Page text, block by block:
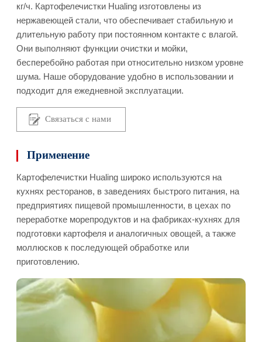
кг/ч. Картофелечистки Hualing изготовлены из
нержавеющей стали, что обеспечивает стабильную и
длительную работу при постоянном контакте с влагой.
Они выполняют функции очистки и мойки,
бесперебойно работая при относительно низком уровне
шума. Наше оборудование удобно в использовании и
подходит для ежедневной эксплуатации.
Связаться с нами
Применение
Картофелечистки Hualing широко используются на
кухнях ресторанов, в заведениях быстрого питания, на
предприятиях пищевой промышленности, в цехах по
переработке морепродуктов и на фабриках-кухнях для
подготовки картофеля и аналогичных овощей, а также
моллюсков к последующей обработке или
приготовлению.